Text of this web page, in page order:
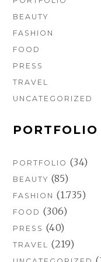
BEAUTY
FASHION
FOOD
PRESS
TRAVEL
UNCATEGORIZED
PORTFOLIO
PORTFOLIO (34)
BEAUTY (85)
FASHION (1.735)
FOOD (306)
PRESS (40)
TRAVEL (219)